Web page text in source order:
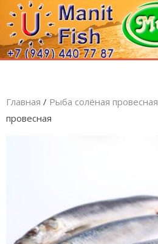
Главная / Рыба солёная провесная
провесная